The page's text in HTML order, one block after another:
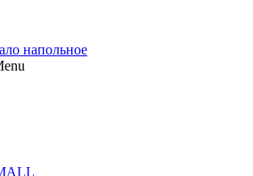
напольное